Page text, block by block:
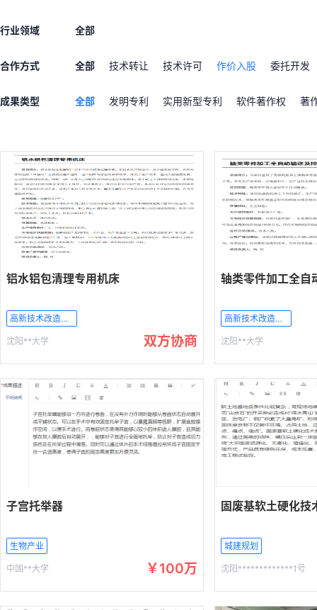
行业领域 全部
合作方式 全部 技术转让 技术许可 作价入股 委托开发
成果类型 全部 发明专利 实用新型专利 软件著作权 著
铝水铝包清理专用机床
高新技术改造传统产业
沈阳**大学 双方协商
轴类零件加工全自
高新技术改造传统产业
沈阳**大学
子宫托举器
生物产业
中国**大学 ￥100万
固废基软土硬化技
城建规划
沈阳*************1号